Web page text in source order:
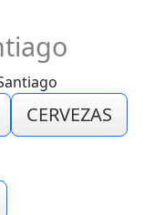
CERVEZAS